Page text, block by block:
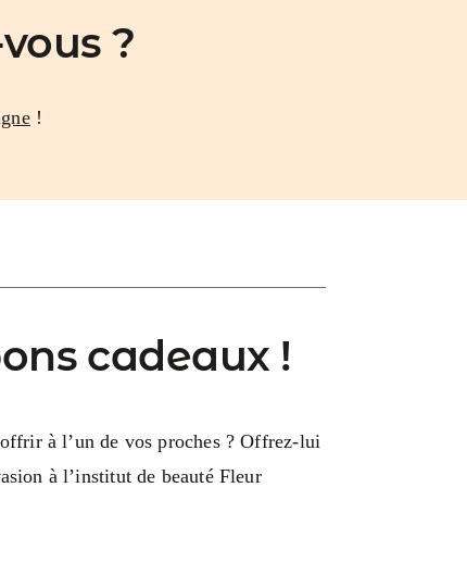
?
!
cadeaux !
à l’un de vos proches ? Offrez-lui
à l’institut de beauté Fleur